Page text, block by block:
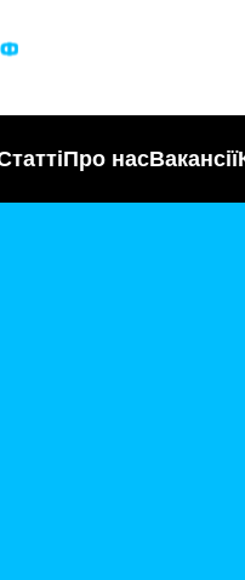
Про насВакансії